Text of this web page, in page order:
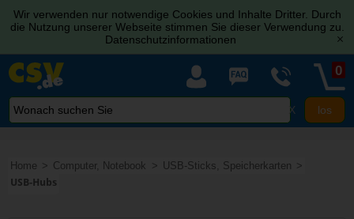
Wir verwenden nur notwendige Cookies und Inhalte Dritter. Durch
die Nutzung unserer Webseite stimmen Sie dieser Verwendung zu.
Datenschutzinformationen
[x]
X
0
Home Computer, Notebook
USB-Sticks, Speicherkarten
USB-Hubs